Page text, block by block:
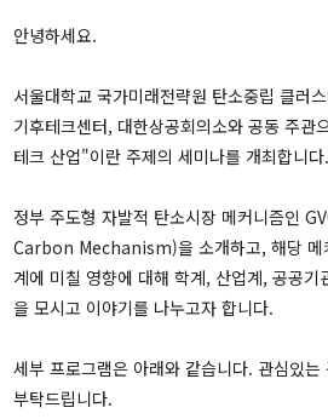
안녕하세요.
서울대학교 국가미래전략원 탄소중립 클러
기후테크센터, 대한상공회의소와 공동 주관
테크 산업"이란 주제의 세미나를 개최합니다.
정부 주도형 자발적 탄소시장 메커니즘인
Carbon Mechanism)을 소개하고, 해당 메
계에 미칠 영향에 대해 학계, 산업계, 공공
을 모시고 이야기를 나누고자 합니다.
세부 프로그램은 아래와 같습니다. 관심있
부탁드립니다.
이슈브리프
보고서
책
소식
공지 및 뉴스
영상자료
언론보도
자료실